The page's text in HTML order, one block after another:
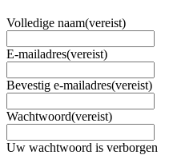
Volledige naam(vereist)
E-mailadres(vereist)
Bevestig e-mailadres(vereist)
Wachtwoord(vereist)
Uw wachtwoord is verborgen